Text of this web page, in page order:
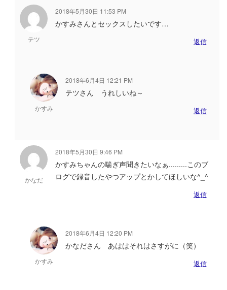
テツ
2018年5月30日 11:53 PM
かすみさんとセックスしたいです…
返信
かすみ
2018年6月4日 12:21 PM
テツさん うれしいね～
返信
かなだ
2018年5月30日 9:46 PM
かすみちゃんの喘ぎ声聞きたいなぁ.........このブ
ログで録音したやつアップとかしてほしいな^_^
返信
かすみ
2018年6月4日 12:20 PM
かなださん あははそれはさすがに（笑）
返信